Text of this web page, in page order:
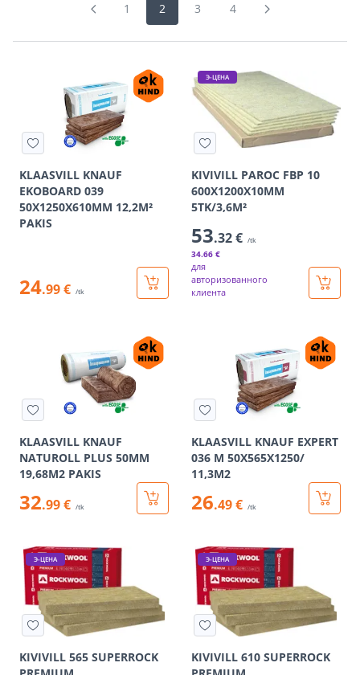
1 2 3 4
KLAASVILL KNAUF
EKOBOARD 039
50X1250X610MM 12,2M²
PAKIS
24.99 € /tk
Э-ЦЕНА
KIVIVILL PAROC FBP 10
600X1200X10MM
5TK/3,6M²
53.32 € /tk
34.66 €
для
авторизованного
клиента
KLAASVILL KNAUF
NATUROLL PLUS 50MM
19,68M2 PAKIS
32.99 € /tk
KLAASVILL KNAUF EXPERT
036 M 50X565X1250/
11,3M2
26.49 € /tk
Э-ЦЕНА
KIVIVILL 565 SUPERROCK
Э-ЦЕНА
KIVIVILL 610 SUPERROCK